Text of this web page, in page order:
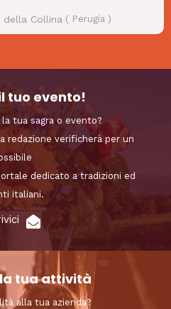
della Collina ( Perugia)
tuo evento!
tua sagra o evento?
redazione verificherà per un
dedicato a tradizioni ed
italiani.
tua attività
alla tua azienda?